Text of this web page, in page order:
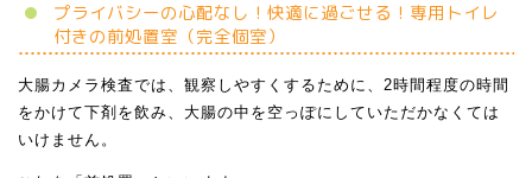
プライバシーの心配なし！快適に過ごせる！専用トイレ
付きの前処置室（完全個室）
大腸カメラ検査では、観察しやすくするために、2時間程度の時間
をかけて下剤を飲み、大腸の中を空っぽにしていただかなくては
いけません。